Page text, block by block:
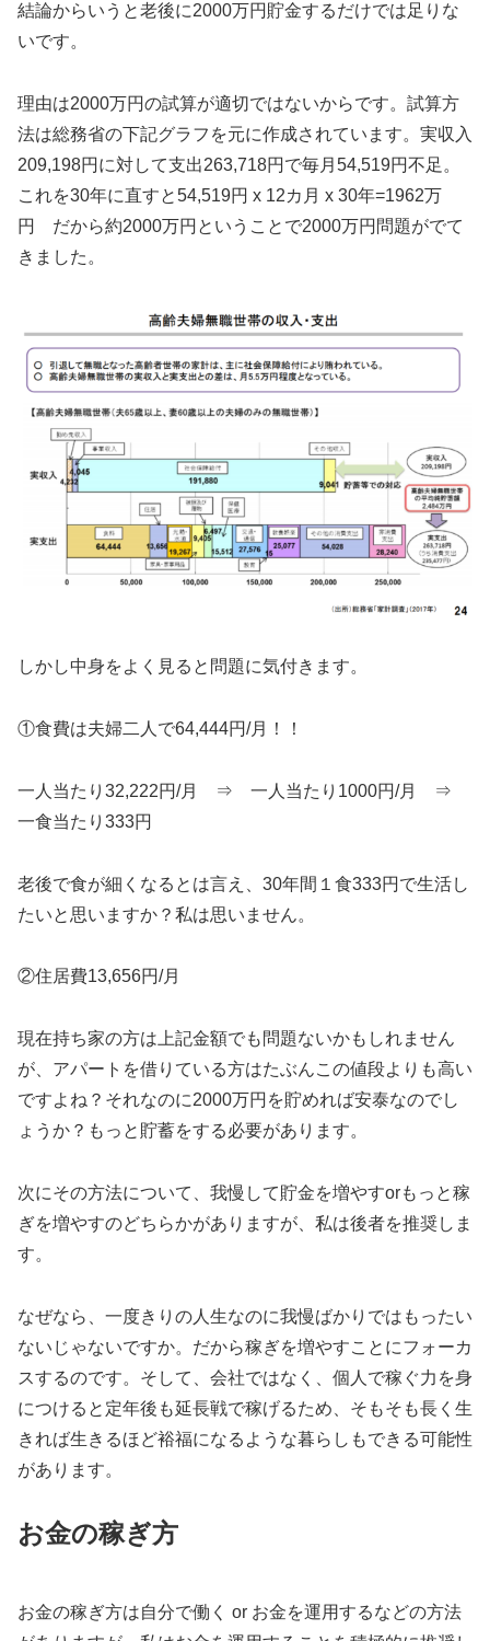
結論からいうと老後に2000万円貯金するだけでは足りな
いです。
理由は2000万円の試算が適切ではないからです。試算方
法は総務省の下記グラフを元に作成されています。実収入
209,198円に対して支出263,718円で毎月54,519円不足。
これを30年に直すと54,519円 x 12カ月 x 30年=1962万
円 だから約2000万円ということで2000万円問題がでて
きました。
しかし中身をよく見ると問題に気付きます。
①食費は夫婦二人で64,444円/月！！
一人当たり32,222円/月 ⇒ 一人当たり1000円/月 ⇒
一食当たり333円
老後で食が細くなるとは言え、30年間１食333円で生活し
たいと思いますか？私は思いません。
②住居費13,656円/月
現在持ち家の方は上記金額でも問題ないかもしれません
が、アパートを借りている方はたぶんこの値段よりも高い
ですよね？それなのに2000万円を貯めれば安泰なのでし
ょうか？もっと貯蓄をする必要があります。
次にその方法について、我慢して貯金を増やすorもっと稼
ぎを増やすのどちらかがありますが、私は後者を推奨しま
す。
なぜなら、一度きりの人生なのに我慢ばかりではもったい
ないじゃないですか。だから稼ぎを増やすことにフォーカ
スするのです。そして、会社ではなく、個人で稼ぐ力を身
につけると定年後も延長戦で稼げるため、そもそも長く生
きれば生きるほど裕福になるような暮らしもできる可能性
があります。
お金の稼ぎ方
お金の稼ぎ方は自分で働く or お金を運用するなどの方法